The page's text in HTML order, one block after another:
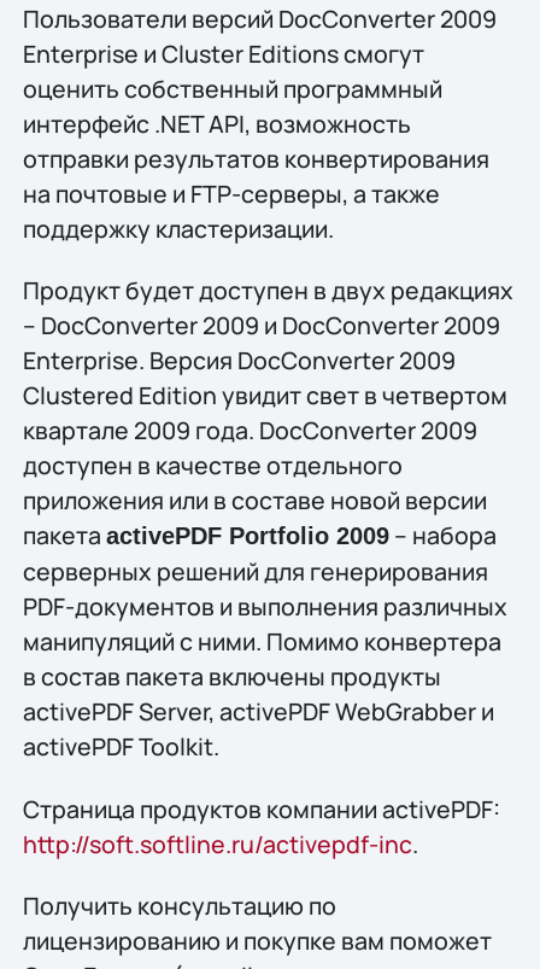
Пользователи версий DocConverter 2009
Enterprise и Cluster Editions смогут
оценить собственный программный
интерфейс .NET API, возможность
отправки результатов конвертирования
на почтовые и FTP-серверы, а также
поддержку кластеризации.
Продукт будет доступен в двух редакциях
– DocConverter 2009 и DocConverter 2009
Enterprise. Версия DocConverter 2009
Clustered Edition увидит свет в четвертом
квартале 2009 года. DocConverter 2009
доступен в качестве отдельного
приложения или в составе новой версии
пакета activePDF Portfolio 2009– набора
серверных решений для генерирования
PDF-документов и выполнения различных
манипуляций с ними. Помимо конвертера
в состав пакета включены продукты
activePDF Server, activePDF WebGrabber и
activePDF Toolkit.
Страница продуктов компании activePDF:
http://soft.softline.ru/activepdf-inc.
Получить конcультацию по
лицензированию и покупке вам поможет